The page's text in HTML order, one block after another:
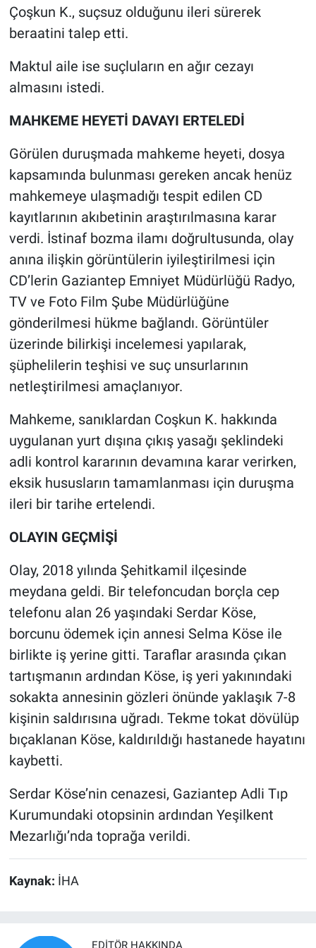
Çoşkun K., suçsuz olduğunu ileri sürerek
beraatini talep etti.
Maktul aile ise suçluların en ağır cezayı
almasını istedi.
MAHKEME HEYETİ DAVAYI ERTELEDİ
Görülen duruşmada mahkeme heyeti, dosya
kapsamında bulunması gereken ancak henüz
mahkemeye ulaşmadığı tespit edilen CD
kayıtlarının akıbetinin araştırılmasına karar
verdi. İstinaf bozma ilamı doğrultusunda, olay
anına ilişkin görüntülerin iyileştirilmesi için
CD’lerin Gaziantep Emniyet Müdürlüğü Radyo,
TV ve Foto Film Şube Müdürlüğüne
gönderilmesi hükme bağlandı. Görüntüler
üzerinde bilirkişi incelemesi yapılarak,
şüphelilerin teşhisi ve suç unsurlarının
netleştirilmesi amaçlanıyor.
Mahkeme, sanıklardan Coşkun K. hakkında
uygulanan yurt dışına çıkış yasağı şeklindeki
adli kontrol kararının devamına karar verirken,
eksik hususların tamamlanması için duruşma
ileri bir tarihe ertelendi.
OLAYIN GEÇMİŞİ
Olay, 2018 yılında Şehitkamil ilçesinde
meydana geldi. Bir telefoncudan borçla cep
telefonu alan 26 yaşındaki Serdar Köse,
borcunu ödemek için annesi Selma Köse ile
birlikte iş yerine gitti. Taraflar arasında çıkan
tartışmanın ardından Köse, iş yeri yakınındaki
sokakta annesinin gözleri önünde yaklaşık 7-8
kişinin saldırısına uğradı. Tekme tokat dövülüp
bıçaklanan Köse, kaldırıldığı hastanede hayatını
kaybetti.
Serdar Köse’nin cenazesi, Gaziantep Adli Tıp
Kurumundaki otopsinin ardından Yeşilkent
Mezarlığı’nda toprağa verildi.
Kaynak: İHA
EDITÖR HAKKINDA